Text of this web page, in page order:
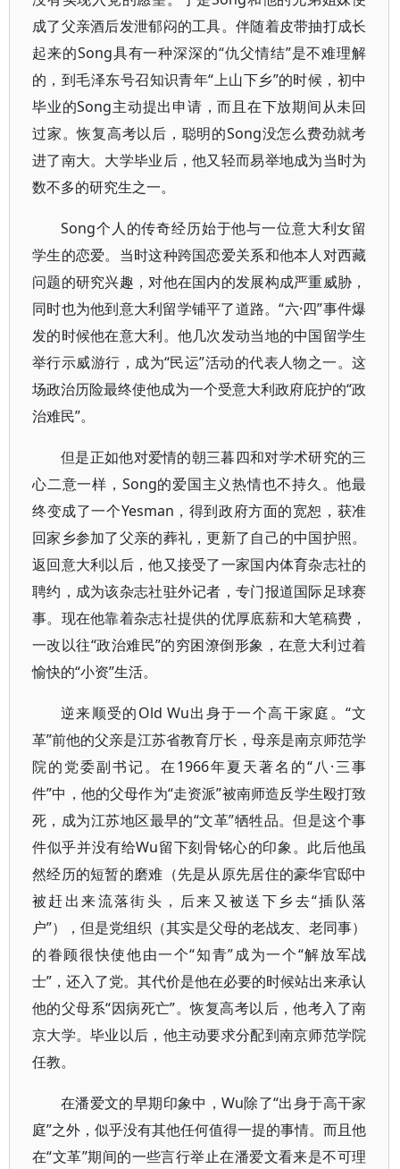
成了父亲酒后发泄郁闷的工具。伴随着皮带抽打成长
起来的Song具有一种深深的“仇父情结”是不难理解
的，到毛泽东号召知识青年“上山下乡”的时候，初中
毕业的Song主动提出申请，而且在下放期间从未回
过家。恢复高考以后，聪明的Song没怎么费劲就考
进了南大。大学毕业后，他又轻而易举地成为当时为
数不多的研究生之一。
Song个人的传奇经历始于他与一位意大利女留
学生的恋爱。当时这种跨国恋爱关系和他本人对西藏
问题的研究兴趣，对他在国内的发展构成严重威胁，
同时也为他到意大利留学铺平了道路。“六·四”事件爆
发的时候他在意大利。他几次发动当地的中国留学生
举行示威游行，成为“民运”活动的代表人物之一。这
场政治历险最终使他成为一个受意大利政府庇护的“政
治难民”。
但是正如他对爱情的朝三暮四和对学术研究的三
心二意一样，Song的爱国主义热情也不持久。他最
终变成了一个Yesman，得到政府方面的宽恕，获准
回家乡参加了父亲的葬礼，更新了自己的中国护照。
返回意大利以后，他又接受了一家国内体育杂志社的
聘约，成为该杂志社驻外记者，专门报道国际足球赛
事。现在他靠着杂志社提供的优厚底薪和大笔稿费，
一改以往“政治难民”的穷困潦倒形象，在意大利过着
愉快的“小资”生活。
逆来顺受的Old Wu出身于一个高干家庭。“文
革”前他的父亲是江苏省教育厅长，母亲是南京师范学
院的党委副书记。在1966年夏天著名的“八·三事
件”中，他的父母作为“走资派”被南师造反学生殴打致
死，成为江苏地区最早的“文革”牺牲品。但是这个事
件似乎并没有给Wu留下刻骨铭心的印象。此后他虽
然经历的短暂的磨难（先是从原先居住的豪华官邸中
被赶出来流落街头，后来又被送下乡去“插队落
户”），但是党组织（其实是父母的老战友、老同事）
的眷顾很快使他由一个“知青”成为一个“解放军战
士”，还入了党。其代价是他在必要的时候站出来承认
他的父母系“因病死亡”。恢复高考以后，他考入了南
京大学。毕业以后，他主动要求分配到南京师范学院
任教。
在潘爱文的早期印象中，Wu除了“出身于高干家
庭”之外，似乎没有其他任何值得一提的事情。而且他
在“文革”期间的一些言行举止在潘爱文看来是不可理